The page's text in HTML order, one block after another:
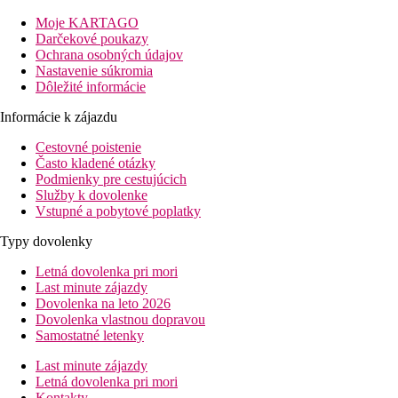
Vzdialenosť
pláže: pri pláži
letisko: 55 km Bodrum
centrá: 6 km od Turgutreis
nákupných možností: 200 m
Popis izby
Dvojlôžková izba, Výhľad do záhrady
centrálna klimatizácia
vlastné sociálne zariadenie (kúpeľňa, sušič vlasov, WC)
telefón
satelitný LCD TV
trezor (za poplatok)
minibar (dopĺňaný vodou)
balkón
Ostatné typy izieb(pokiaľ nie je uvedené inak, majú izby
vyššie uvedené vybavenie):
Dvojlôžková izba, Výhľad na more
Rodinná izba - 1 spálňa a 1 obývacia izba
Moje KARTAGO
Darčekové poukazy
Ochrana osobných údajov
Nastavenie súkromia
Dôležité informácie
Informácie k zájazdu
Cestovné poistenie
Často kladené otázky
Podmienky pre cestujúcich
Služby k dovolenke
Vstupné a pobytové poplatky
Typy dovolenky
Letná dovolenka pri mori
Last minute zájazdy
Dovolenka na leto 2026
Dovolenka vlastnou dopravou
Samostatné letenky
Last minute zájazdy
Letná dovolenka pri mori